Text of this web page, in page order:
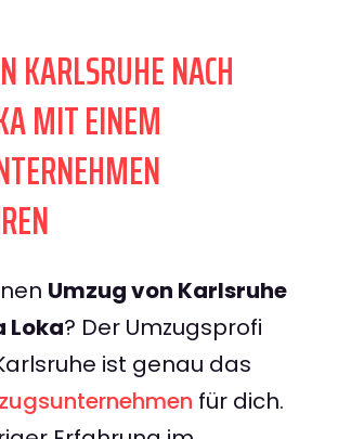
KARLSRUHE NACH
MIT EINEM
Umzug von Karlsruhe
Loka? Der Umzugsprofi
ist genau das
für dich.